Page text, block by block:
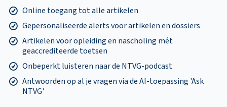
Online toegang tot alle artikelen
Gepersonaliseerde alerts voor artikelen en dossiers
Artikelen voor opleiding en nascholing mét
geaccrediteerde toetsen
Onbeperkt luisteren naar de NTVG-podcast
Antwoorden op al je vragen via de AI-toepassing 'Ask
NTVG'